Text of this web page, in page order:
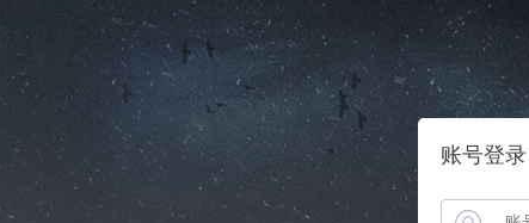
账号登录